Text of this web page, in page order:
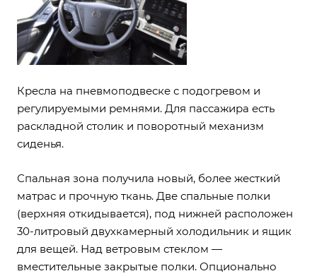
Кресла на пневмоподвеске с подогревом и
регулируемыми ремнями. Для пассажира есть
раскладной столик и поворотный механизм
сиденья.
Спальная зона получила новый, более жесткий
матрас и прочную ткань. Две спальные полки
(верхняя откидывается), под нижней расположен
30-литровый двухкамерный холодильник и ящик
для вещей. Над ветровым стеклом —
вместительные закрытые полки. Опционально